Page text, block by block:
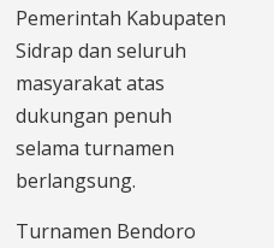
Pemerintah Kabupaten
Sidrap dan seluruh
masyarakat atas
dukungan penuh
selama turnamen
berlangsung.
Turnamen Bendoro